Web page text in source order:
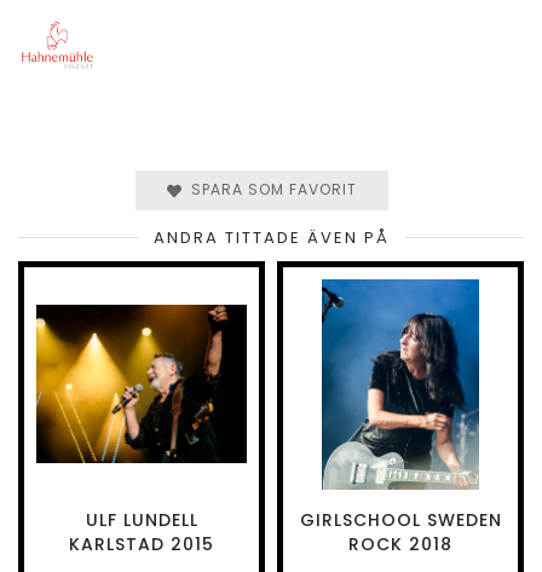
SPARA SOM FAVORIT
ANDRA TITTADE ÄVEN PÅ
ULF LUNDELL
KARLSTAD 2015
GIRLSCHOOL SWEDEN
ROCK 2018